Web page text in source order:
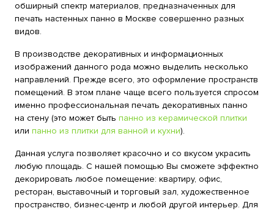
обширный спектр материалов, предназначенных для
печать настенных панно в Москве совершенно разных
видов.
В производстве декоративных и информационных
изображений данного рода можно выделить несколько
направлений. Прежде всего, это оформление пространств
помещений. В этом плане чаще всего пользуется спросом
именно профессиональная печать декоративных панно
на стену (это может быть панно из керамической плитки
или панно из плитки для ванной и кухни).
Данная услуга позволяет красочно и со вкусом украсить
любую площадь. С нашей помощью Вы сможете эффектно
декорировать любое помещение: квартиру, офис,
ресторан, выставочный и торговый зал, художественное
пространство, бизнес-центр и любой другой интерьер. Для